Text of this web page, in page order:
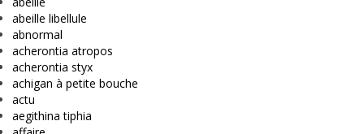
abeille libellule
abnormal
acherontia atropos
acherontia styx
achigan à petite bouche
actu
aegithina tiphia